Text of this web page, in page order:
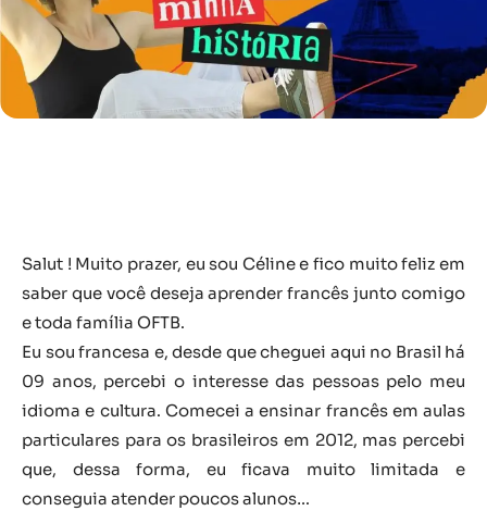
Salut ! Muito prazer, eu sou Céline e fico muito feliz em
saber que você deseja aprender francês junto comigo
e toda família OFTB.
Eu sou francesa e, desde que cheguei aqui no Brasil há
09 anos, percebi o interesse das pessoas pelo meu
idioma e cultura. Comecei a ensinar francês em aulas
particulares para os brasileiros em 2012, mas percebi
que, dessa forma, eu ficava muito limitada e
conseguia atender poucos alunos…